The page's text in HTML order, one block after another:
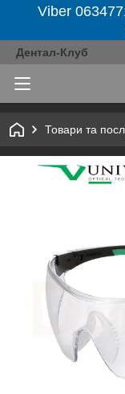
Viber
Дентал-Клуб
Товари та